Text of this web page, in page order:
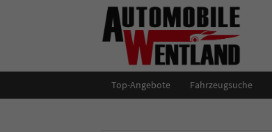
Top-Angebote Fahrzeugsuche